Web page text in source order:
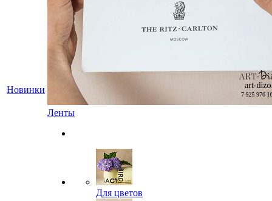
Новинки
Ленты
Для цветов